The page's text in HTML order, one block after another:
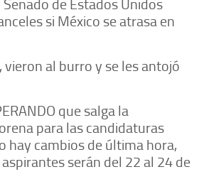
si México se atrasa en
vieron al burro y se les antojó
que salga la
para las candidaturas
hay cambios de última hora,
serán del 22 al 24 de